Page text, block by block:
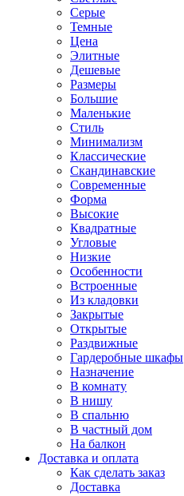
Серые
Темные
Цена
Элитные
Дешевые
Размеры
Большие
Маленькие
Стиль
Минимализм
Классические
Скандинавские
Современные
Форма
Высокие
Квадратные
Угловые
Низкие
Особенности
Встроенные
Из кладовки
Закрытые
Открытые
Раздвижные
Гардеробные шкафы
Назначение
В комнату
В нишу
В спальню
В частный дом
На балкон
Доставка и оплата
Как сделать заказ
Доставка